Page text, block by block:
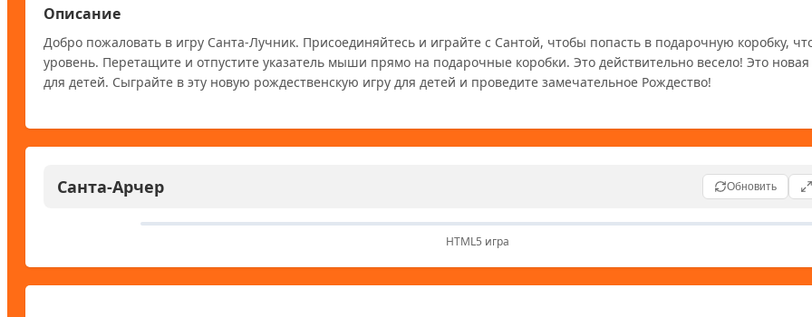
Описание
Добро пожаловать в игру Санта-Лучник. Присоединяйтесь и играйте с Сантой, чтобы попасть в подарочную коробку,
уровень. Перетащите и отпустите указатель мыши прямо на подарочные коробки. Это действительно весело! Это
для детей. Сыграйте в эту новую рождественскую игру для детей и проведите замечательное Рождество!
Санта-Арчер Обновить
HTML5 игра